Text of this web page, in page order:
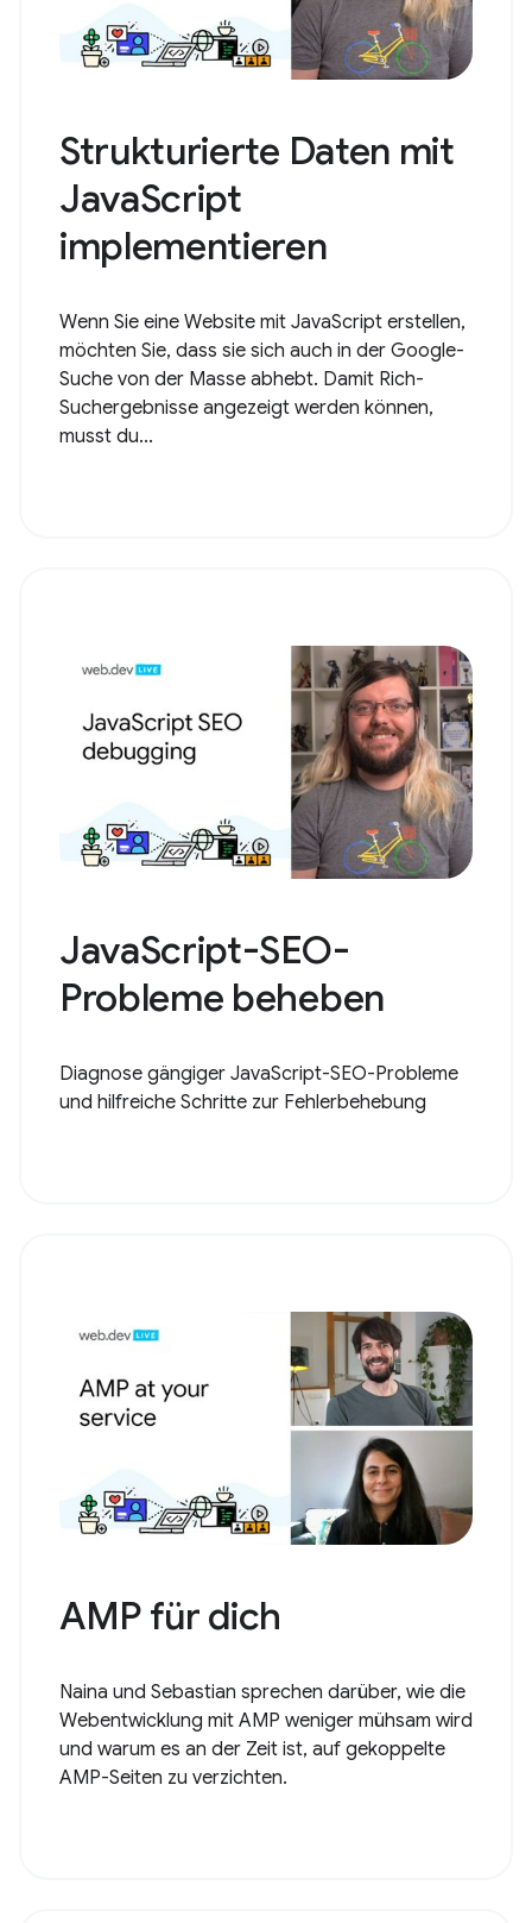
Strukturierte Daten mit
JavaScript
implementieren
Wenn Sie eine Website mit JavaScript erstellen,
möchten Sie, dass sie sich auch in der Google-
Suche von der Masse abhebt. Damit Rich-
Suchergebnisse angezeigt werden können,
musst du...
JavaScript-SEO-
Probleme beheben
Diagnose gängiger JavaScript-SEO-Probleme
und hilfreiche Schritte zur Fehlerbehebung
AMP für dich
Naina und Sebastian sprechen darüber, wie die
Webentwicklung mit AMP weniger mühsam wird
und warum es an der Zeit ist, auf gekoppelte
AMP-Seiten zu verzichten.